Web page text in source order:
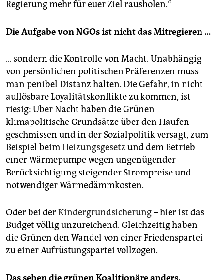
Regierung mehr für euer Ziel rausholen.“
Die Aufgabe von NGOs ist nicht das Mitregieren …
… sondern die Kontrolle von Macht. Unabhängig
von persönlichen politischen Präferenzen muss
man penibel Distanz halten. Die Gefahr, in nicht
auflösbare Loyalitätskonflikte zu kommen, ist
riesig: Über Nacht haben die Grünen
klimapolitische Grundsätze über den Haufen
geschmissen und in der Sozialpolitik versagt, zum
Beispiel beimHeizungsgesetz und dem Betrieb
einer Wärmepumpe wegen ungenügender
Berücksichtigung steigender Strompreise und
notwendiger Wärmedämmkosten.
Oder bei derKindergrundsicherung– hier ist das
Budget völlig unzureichend. Gleichzeitig haben
die Grünen den Wandel von einer Friedenspartei
zu einer Aufrüstungspartei vollzogen.
Das sehen die grünen Koalitionäre anders.